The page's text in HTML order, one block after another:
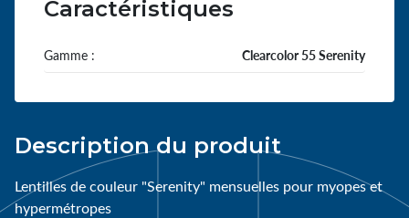
Caractéristiques
Gamme : Clearcolor 55 Serenity
Description du produit
Lentilles de couleur "Serenity" mensuelles pour myopes et
hypermétropes